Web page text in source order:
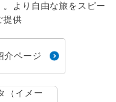
。より自由な旅をスピー
提供
介ページ